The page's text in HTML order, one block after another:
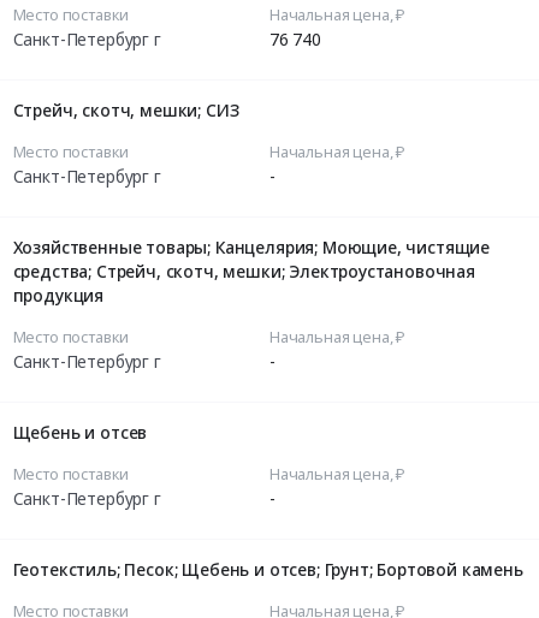
Место поставки
Санкт-Петербург г
Начальная цена, ₽
76 740
Стрейч, скотч, мешки; СИЗ
Место поставки
Санкт-Петербург г
Начальная цена, ₽
-
Хозяйственные товары; Канцелярия; Моющие, чистящие
средства; Стрейч, скотч, мешки; Электроустановочная
продукция
Место поставки
Санкт-Петербург г
Начальная цена, ₽
-
Щебень и отсев
Место поставки
Санкт-Петербург г
Начальная цена, ₽
-
Геотекстиль; Песок; Щебень и отсев; Грунт; Бортовой камень
Место поставки Начальная цена, ₽